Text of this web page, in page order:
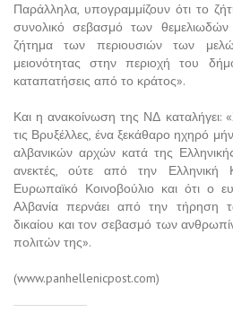
Παράλληλα, υπογραμμίζουν ότι το
συνολικό σεβασμό των θεμελιωδών
ζήτημα των περιουσιών των
μειονότητας στην περιοχή του
καταπατήσεις από το κράτος».
Και η ανακοίνωση της ΝΔ καταλήγει:
τις Βρυξέλλες, ένα ξεκάθαρο ηχηρό
αλβανικών αρχών κατά της
ανεκτές, ούτε από την
Ευρωπαϊκό Κοινοβούλιο και ότι ο
Αλβανία περνάει από την τήρηση
δικαίου και τον σεβασμό των
πολιτών της».
(www.panhellenicpost.com)